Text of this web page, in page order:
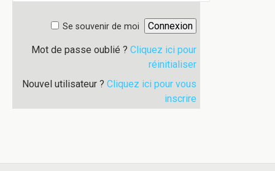
Se souvenir de moi
Mot de passe oublié ? Cliquez ici pour
réinitialiser
Nouvel utilisateur ? Cliquez ici pour vous
inscrire